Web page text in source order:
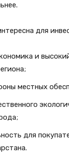
для
и
местных
для